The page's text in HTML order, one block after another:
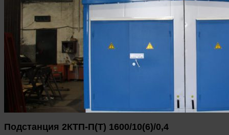
Подстанция 2КТП-П(Т) 1600/10(6)/0,4